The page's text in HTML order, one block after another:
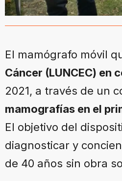
El mamógrafo móvil
Cáncer (LUNCEC) en
2021, a través de un
mamografías en el
El objetivo del
diagnosticar y
de 40 años sin obra